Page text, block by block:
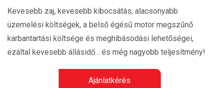
Kevesebb zaj, kevesebb kibocsátás, alacsonyabb
üzemelési költségek, a belső égésű motor megszűnő
karbantartási költsége és meghibásodási lehetőségei,
ezáltal kevesebb állásidő... és még nagyobb teljesítmény!
Ajánlatkérés